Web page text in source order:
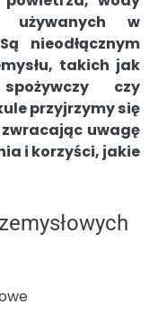
używanych w
nieodłącznym
takich jak
czy
przyjrzymy się
uwagę
i korzyści, jakie